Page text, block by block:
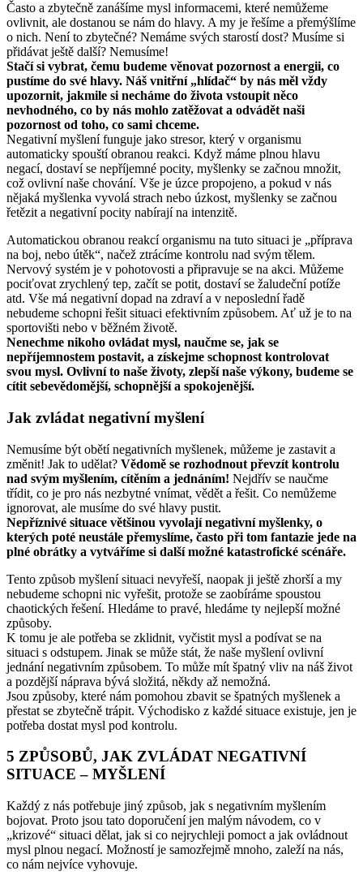
Často a zbytečně zanášíme mysl informacemi, které nemůžeme
ovlivnit, ale dostanou se nám do hlavy. A my je řešíme a přemýšlíme
o nich. Není to zbytečné? Nemáme svých starostí dost? Musíme si
přidávat ještě další? Nemusíme!
Stačí si vybrat, čemu budeme věnovat pozornost a energii, co
pustíme do své hlavy. Náš vnitřní „hlídač“ by nás měl vždy
upozornit, jakmile si necháme do života vstoupit něco
nevhodného, co by nás mohlo zatěžovat a odvádět naši
pozornost od toho, co sami chceme.
Negativní myšlení funguje jako stresor, který v organismu
automaticky spouští obranou reakci. Když máme plnou hlavu
negací, dostaví se nepříjemné pocity, myšlenky se začnou množit,
což ovlivní naše chování. Vše je úzce propojeno, a pokud v nás
nějaká myšlenka vyvolá strach nebo úzkost, myšlenky se začnou
řetězit a negativní pocity nabírají na intenzitě.
Automatickou obranou reakcí organismu na tuto situaci je „příprava
na boj, nebo útěk“, načež ztrácíme kontrolu nad svým tělem.
Nervový systém je v pohotovosti a připravuje se na akci. Můžeme
pociťovat zrychlený tep, začít se potit, dostaví se žaludeční potíže
atd. Vše má negativní dopad na zdraví a v neposlední řadě
nebudeme schopni řešit situaci efektivním způsobem. Ať už je to na
sportovišti nebo v běžném životě.
Nenechme nikoho ovládat mysl, naučme se, jak se
nepříjemnostem postavit, a získejme schopnost kontrolovat
svou mysl. Ovlivní to naše životy, zlepší naše výkony, budeme se
cítit sebevědomější, schopnější a spokojenější.
Jak zvládat negativní myšlení
Nemusíme být obětí negativních myšlenek, můžeme je zastavit a
změnit! Jak to udělat? Vědomě se rozhodnout převzít kontrolu
nad svým myšlením, cítěním a jednáním! Nejdřív se naučme
třídit, co je pro nás nezbytné vnímat, vědět a řešit. Co nemůžeme
ignorovat, ale musíme do své hlavy pustit.
Nepříznivé situace většinou vyvolají negativní myšlenky, o
kterých poté neustále přemyslíme, často při tom fantazie jede na
plné obrátky a vytváříme si další možné katastrofické scénáře.
Tento způsob myšlení situaci nevyřeší, naopak ji ještě zhorší a my
nebudeme schopni nic vyřešit, protože se zaobíráme spoustou
chaotických řešení. Hledáme to pravé, hledáme ty nejlepší možné
způsoby.
K tomu je ale potřeba se zklidnit, vyčistit mysl a podívat se na
situaci s odstupem. Jinak se může stát, že naše myšlení ovlivní
jednání negativním způsobem. To může mít špatný vliv na náš život
a pozdější náprava bývá složitá, někdy až nemožná.
Jsou způsoby, které nám pomohou zbavit se špatných myšlenek a
přestat se zbytečně trápit. Východisko z každé situace existuje, jen je
potřeba dostat mysl pod kontrolu.
5 ZPŮSOBŮ, JAK ZVLÁDAT NEGATIVNÍ
SITUACE – MYŠLENÍ
Každý z nás potřebuje jiný způsob, jak s negativním myšlením
bojovat. Proto jsou tato doporučení jen malým návodem, co v
„krizové“ situaci dělat, jak si co nejrychleji pomoct a jak ovládnout
mysl plnou negací. Možností je samozřejmě mnoho, zaleží na nás,
co nám nejvíce vyhovuje.